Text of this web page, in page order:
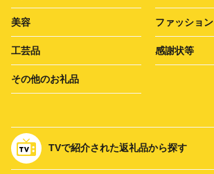
美容 ファッション
工芸品 感謝状等
その他のお礼品
TVで紹介された返礼品から探す